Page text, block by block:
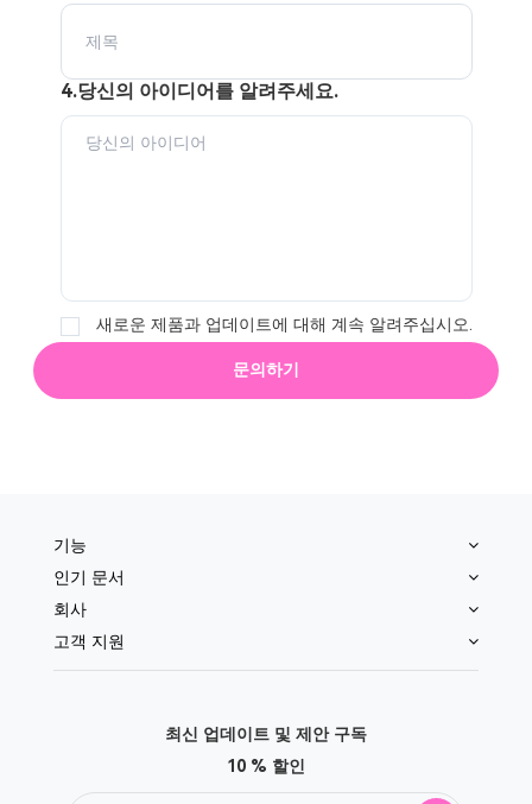
4.당신의 아이디어를 알려주세요.
새로운 제품과 업데이트에 대해 계속 알려주십시오.
문의하기
기능
인기 문서
회사
고객 지원
최신 업데이트 및 제안 구독
10 % 할인